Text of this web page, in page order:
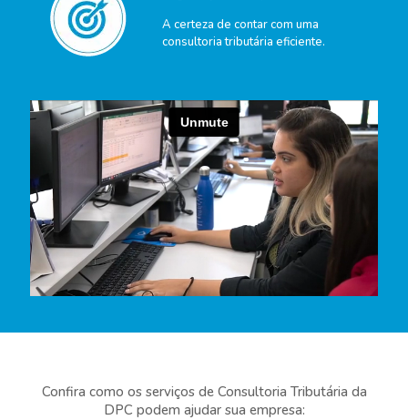
A certeza de contar com uma
consultoria tributária eficiente.
Confira como os serviços de Consultoria Tributária da
DPC podem ajudar sua empresa: